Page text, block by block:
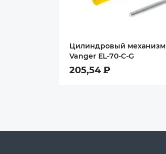
Цилиндровый механизм
Vanger EL-70-C-G
205,54 ₽